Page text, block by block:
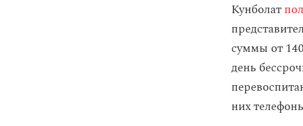
Кунболат
суммы от
день
них